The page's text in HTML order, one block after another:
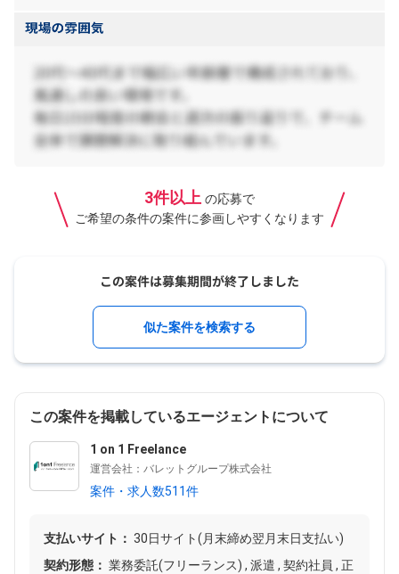
3件以上 の応募で
ご希望の条件の案件に参画しやすくなります
似た案件を検索する
この案件を掲載しているエージェントについて
1 on 1 Freelance
運営会社：バレットグループ株式会社
案件・求人数511件
支払いサイト： 30日サイト(月末締め翌月末日支払い)
契約形態： 業務委託(フリーランス) , 派遣 , 契約社員 , 正